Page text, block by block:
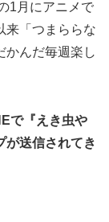
1月にアニメで
来「つまららな
かんだ毎週楽し
で『えき虫や
が送信されてき